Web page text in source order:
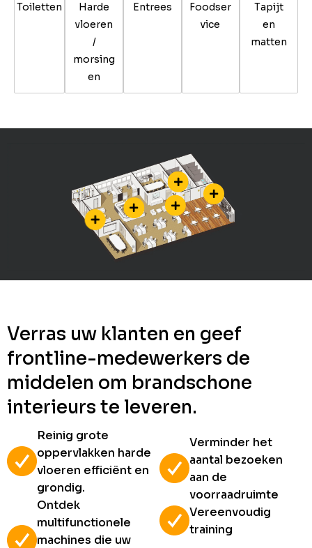
Toiletten
Harde
vloeren
/
morsing
en
Entrees
Foodser
vice
Tapijt
en
matten
Verras uw klanten en geef
frontline-medewerkers de
middelen om brandschone
interieurs te leveren.
Reinig grote
oppervlakken harde
vloeren efficiënt en
grondig.
Ontdek
multifunctionele
machines die uw
Verminder het
aantal bezoeken
aan de
voorraadruimte
Vereenvoudig
training